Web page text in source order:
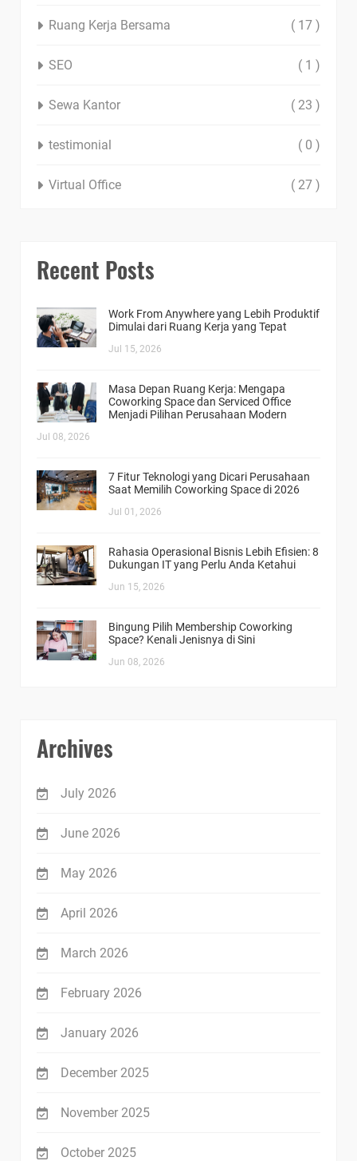
Ruang Kerja Bersama ( 17 )
SEO ( 1 )
Sewa Kantor ( 23 )
testimonial ( 0 )
Virtual Office ( 27 )
Recent Posts
Work From Anywhere yang Lebih Produktif
Dimulai dari Ruang Kerja yang Tepat
Jul 15, 2026
Masa Depan Ruang Kerja: Mengapa
Coworking Space dan Serviced Office
Menjadi Pilihan Perusahaan Modern
Jul 08, 2026
7 Fitur Teknologi yang Dicari Perusahaan
Saat Memilih Coworking Space di 2026
Jul 01, 2026
Rahasia Operasional Bisnis Lebih Efisien: 8
Dukungan IT yang Perlu Anda Ketahui
Jun 15, 2026
Bingung Pilih Membership Coworking
Space? Kenali Jenisnya di Sini
Jun 08, 2026
Archives
July 2026
June 2026
May 2026
April 2026
March 2026
February 2026
January 2026
December 2025
November 2025
October 2025